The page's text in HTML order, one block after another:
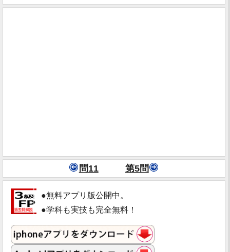
問11 第5問
●無料アプリ版公開中。
●学科も実技も完全無料！